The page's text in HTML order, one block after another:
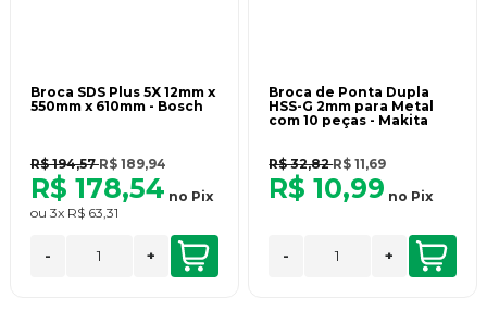
Broca SDS Plus 5X 12mm x
550mm x 610mm - Bosch
R$ 194,57R$ 189,94
R$ 178,54 no Pix
ou 3x R$ 63,31
- +
Broca de Ponta Dupla
HSS-G 2mm para Metal
com 10 peças - Makita
R$ 32,82R$ 11,69
R$ 10,99 no Pix
- +